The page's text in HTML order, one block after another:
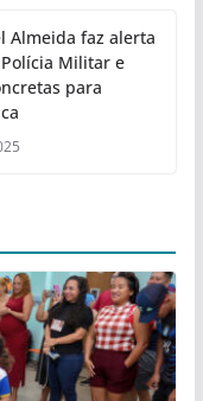
Almeida faz alerta
Militar e
para